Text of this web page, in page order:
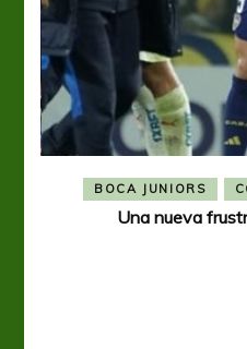
BOCA JUNIORS
Una nueva